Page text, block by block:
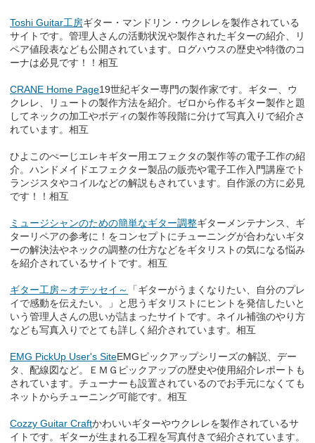
Toshi Guitar工房ギター・マンドリン・ウクレレを製作されている
サイトです。管理人さんの活動状況や製作されたギターの紹介、リ
ペア値段表なども公開されています。ログハウスの歴史や特徴のコ
ーナは必見です！！相互
CRANE Home Page19世紀ギター専門の製作家です。ギター、ウ
クレレ、リュートの製作方法を紹介。ゼロから作るギター製作と題
してネックの加工やボディの製作等段階に分けて写真入りで紹介さ
れています。相互
ひよこのぺーじエレキギター用エフェクタの製作等の電子工作の紹
介。ハンドメイドエフェクター製品の販売や電子工作入門講座でト
ランジスタやコイルなどの解説もされています。自作派の方に必見
です！！相互
ミュージシャンのための簡単なギター調整ギターメンテナンス、ギ
ターリペアの参考に！をコンセプトにチューニングが合わないギタ
ーの解決法やネックの調整の仕方などをギタリストの気になる悩み
を紹介されているサイトです。相互
ギター工房～オデッセイ～
「ギターがうまくなりたい、自分のプレ
イで感動を伝えたい。」と思うギタリストにヒントを発信したいと
いう管理人さんの思いが詰まったサイトです。ネイル補強のやり方
なども写真入りでとても詳しく紹介されています。相互
EMG PickUp User's SiteEMGピックアップシリーズの解説、デー
タ、配線図など。ＥＭＧピックアップの歴史や使用紹介レポートも
されています。チューナーも設置されているのでお手元になくても
ネットからチューニング可能です。相互
Cozzy Guitar Craftかわいいギターやウクレレを製作されているサ
イトです。ギターが生まれる工程を写真付きで紹介されています。